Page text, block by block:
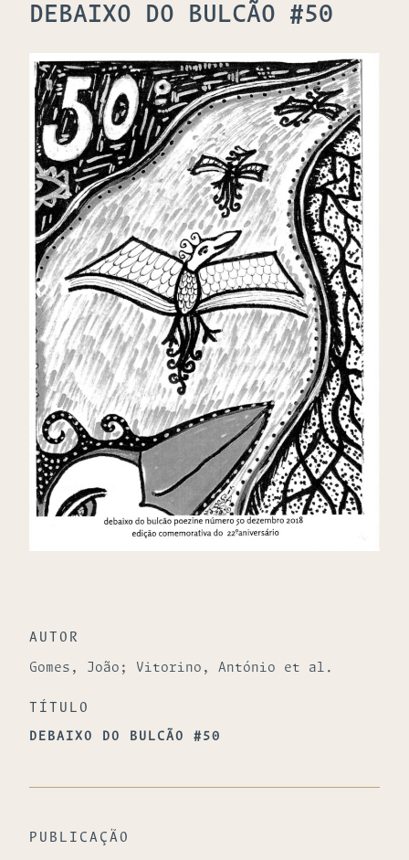
DEBAIXO DO BULCÃO #50
AUTOR
Gomes, João; Vitorino, António et al.
TÍTULO
DEBAIXO DO BULCÃO #50
PUBLICAÇÃO